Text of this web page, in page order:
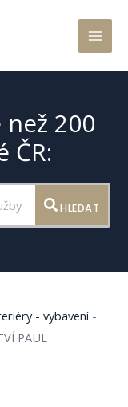
200
ČR:
HLEDAT
- vybavení-
PAUL